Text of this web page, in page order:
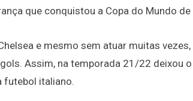
que conquistou a Copa do Mundo
e mesmo sem atuar muitas
Assim, na temporada 21/22 deixou
futebol italiano.